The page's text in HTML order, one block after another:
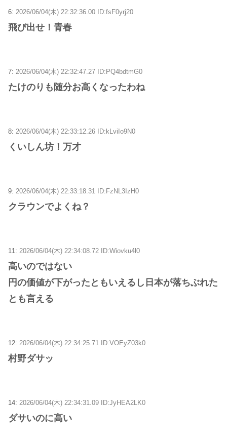
6: 2026/06/04(木) 22:32:36.00 ID:fsF0yrj20
飛び出せ！青春
7: 2026/06/04(木) 22:32:47.27 ID:PQ4bdtmG0
たけのりも随分お高くなったわね
8: 2026/06/04(木) 22:33:12.26 ID:kLviIo9N0
くいしん坊！万才
9: 2026/06/04(木) 22:33:18.31 ID:FzNL3IzH0
クラウンでよくね？
11: 2026/06/04(木) 22:34:08.72 ID:Wiovku4l0
高いのではない
円の価値が下がったともいえるし日本が落ちぶれた
とも言える
12: 2026/06/04(木) 22:34:25.71 ID:VOEyZ03k0
村野ダサッ
14: 2026/06/04(木) 22:34:31.09 ID:JyHEA2LK0
ダサいのに高い